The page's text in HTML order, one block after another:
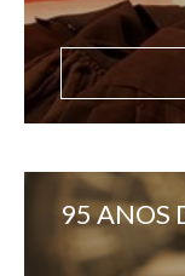
95 ANOS